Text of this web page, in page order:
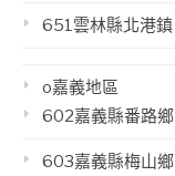
651雲林縣北港鎮
o嘉義地區
602嘉義縣番路鄉
603嘉義縣梅山鄉